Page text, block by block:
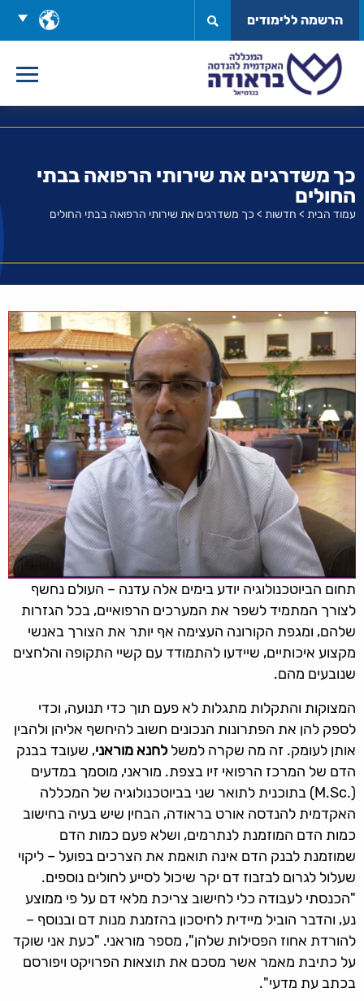
לתוכן
בחר
שפה
הרשמה ללימודים
כך משדרגים את שירותי הרפואה בבתי
החולים
עמוד הבית > חדשות > כך משדרגים את שירותי הרפואה בבתי החולים
תחום הביוטכנולוגיה יודע בימים אלה עדנה – העולם נחשף
לצורך המתמיד לשפר את המערכים הרפואיים, בכל הגזרות
שלהם, ומגפת הקורונה העצימה אף יותר את הצורך באנשי
מקצוע איכותיים, שיידעו להתמודד עם קשיי התקופה והלחצים
שנובעים מהם.
המצוקות והתקלות מתגלות לא פעם תוך כדי תנועה, וכדי
לספק להן את הפתרונות הנכונים חשוב להיחשף אליהן ולהבין
אותן לעומק. זה מה שקרה למשללחנא מוראני, שעובד בבנק
הדם של המרכז הרפואי זיו בצפת. מוראני, מוסמך במדעים
(.M.Sc) בתוכנית לתואר שני בביוטכנולוגיה של המכללה
האקדמית להנדסה אורט בראודה, הבחין שיש בעיה בחישוב
כמות הדם המוזמנת לנתרמים, ושלא פעם כמות הדם
שמוזמנת לבנק הדם אינה תואמת את הצרכים בפועל – ליקוי
שעלול לגרום לבזבוז דם יקר שיכול לסייע לחולים נוספים.
"הכנסתי לעבודה כלי לחישוב צריכת מלאי דם על פי ממוצע
נע, והדבר הוביל מיידית לחיסכון בהזמנת מנות דם ובנוסף –
להורדת אחוז הפסילות שלהן", מספר מוראני. "כעת אני שוקד
על כתיבת מאמר אשר מסכם את תוצאות הפרויקט ויפורסם
בכתב עת מדעי".